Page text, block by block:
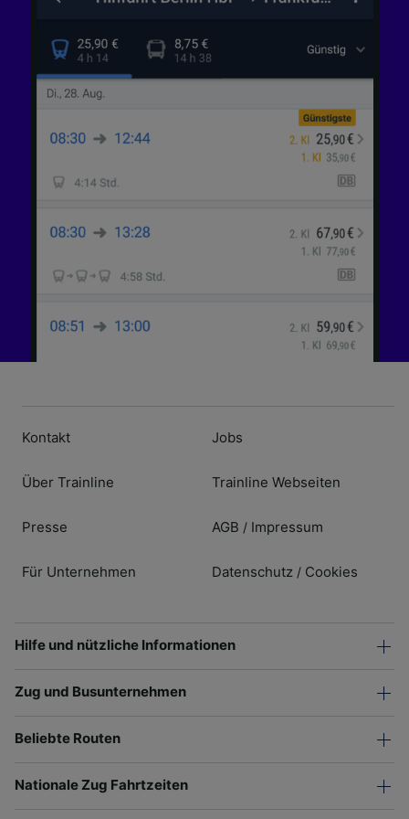
Kontakt
Über Trainline
Presse
Für Unternehmen
Jobs
Trainline Webseiten
AGB / Impressum
Datenschutz / Cookies
Hilfe und nützliche Informationen
Zug und Busunternehmen
Beliebte Routen
Nationale Zug Fahrtzeiten